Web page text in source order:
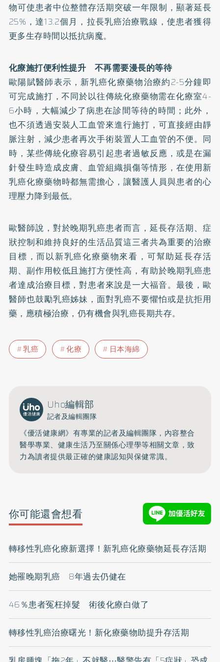
物可使患者中位整體存活期突破一年限制，顯著延長
25%，達13.2個月，拉長乳癌治療戰線，使患者獲得
更多生存時間以抵抗病魔。
化療施打便利性提升 不再需要漫長的等待
歐陽賦醫師表示，新乳癌化療藥物治療約2-5分鐘即
可完成施打，不同於以往傳統化療藥物需在化療室4-
6小時，大幅減少了病患在診間等待的時間；此外，
也不須透過安裝人工血管來進行施打，可直接經由靜
脈注射，減少患者再次手術裝置人工血管的不便。同
時，某些傳統化療容易引起患者過敏反應，或是在漏
針發生時造成皮膚、血管組織損傷等情形，在使用新
乳癌化療藥物時都無需擔心，讓醫護人員與患者的心
理壓力降到最低。
歐醫師說，對於晚期乳癌患者而言，延長存活期、症
狀控制和維持良好的生活品質這三者共為重要的治療
目標，而以新乳癌化療藥物來看，可幫助延長存活
期、副作用較低且施打方便性高，有助於晚期乳癌患
者達成治療目標，對患者來說是一大福音。最後，歐
醫師也鼓勵乳癌姊妹，面對乳癌不要懼怕或是抗拒用
藥，應積極治療，仍有機會與乳癌長期共存。
乳癌 化療 日本海綿
Uho編輯部
記者及編輯團隊
《優活健康網》有專業的記者及編輯團隊，內容整合
醫學專業、健康生活乃至關係心理學等相關文章，致
力為讀者提供最正確的健康認知與保健常識。
你可能還會想看
轉移性乳癌化療新選擇！新乳癌化療藥物延長存活期
她罹晚期乳癌 8年過去仍健在
46％患者冤枉掉髮 術後化療白做了
轉移性乳癌治療曙光！新化療藥物助提升存活期